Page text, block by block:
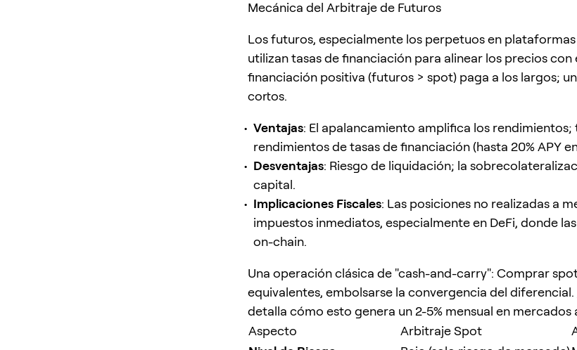
Mecánica del Arbitraje de Futuros
Los futuros, especialmente los perpetuos en
utilizan tasas de financiación para alinear los precios con
financiación positiva (futuros > spot) paga a los largos;
cortos.
Ventajas: El apalancamiento amplifica los
rendimientos de tasas de financiación (hasta 20% APY
Desventajas: Riesgo de liquidación; la
capital.
Implicaciones Fiscales: Las posiciones no realizadas a
impuestos inmediatos, especialmente en DeFi, donde
on-chain.
Una operación clásica de "cash-and-carry": Comprar
equivalentes, embolsarse la convergencia del diferencial.
detalla cómo esto genera un 2-5% mensual en mercados
Aspecto
Arbitraje Spot